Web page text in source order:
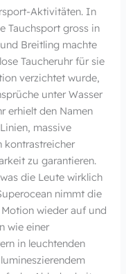
Aktivitäten. In
Tauchsport gross in
Breitling machte
Taucheruhr für sie
verzichtet wurde,
unter Wasser
erhielt den Namen
massive
kontrastreicher
zu garantieren.
die Leute wirklich
nimmt die
wieder auf und
wie einer
in leuchtenden